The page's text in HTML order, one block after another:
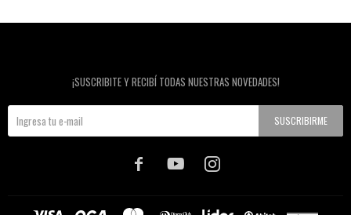
¡SUSCRIBITE Y RECIBÍ TODAS NUESTRAS NOVEDADES!
SUSCRIBIRME
  